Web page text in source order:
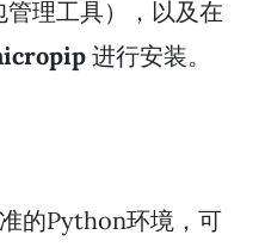
管理工具），以及在
进行安装。
的Python环境，可